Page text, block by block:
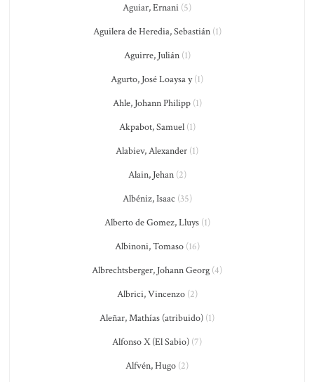
Aguiar, Ernani (5)
Aguilera de Heredia, Sebastián(1)
Aguirre, Julián(1)
Agurto, José Loaysa y(1)
Ahle, Johann Philipp(1)
Akpabot, Samuel(1)
Alabiev, Alexander (1)
Alain, Jehan(2)
Albéniz, Isaac (35)
Alberto de Gomez, Lluys(1)
Albinoni, Tomaso(16)
Albrechtsberger, Johann Georg (4)
Albrici, Vincenzo(2)
Aleñar, Mathías (atribuido) (1)
Alfonso X (El Sabio) (7)
Alfvén, Hugo (2)